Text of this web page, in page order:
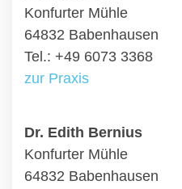
Konfurter Mühle
64832 Babenhausen
Tel.: +49 6073 3368
zur Praxis
Dr. Edith Bernius
Konfurter Mühle
64832 Babenhausen